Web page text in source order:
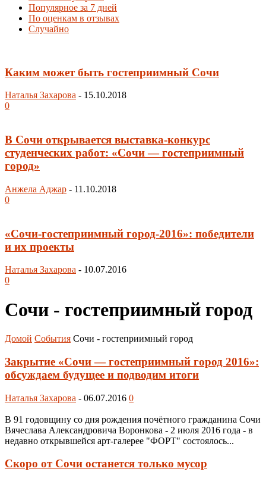
Популярное за 7 дней
По оценкам в отзывах
Случайно
Каким может быть гостеприимный Сочи
Наталья Захарова - 15.10.2018
0
В Сочи открывается выставка-конкурс
студенческих работ: «Сочи — гостеприимный
город»
Анжела Аджар - 11.10.2018
0
«Сочи-гостеприимный город-2016»: победители
и их проекты
Наталья Захарова - 10.07.2016
0
Сочи - гостеприимный город
Домой События Сочи - гостеприимный город
Закрытие «Сочи — гостеприимный город 2016»:
обсуждаем будущее и подводим итоги
Наталья Захарова - 06.07.2016 0
В 91 годовщину со дня рождения почётного гражданина Сочи
Вячеслава Александровича Воронкова - 2 июля 2016 года - в
недавно открывшейся арт-галерее "ФОРТ" состоялось...
Скоро от Сочи останется только мусор